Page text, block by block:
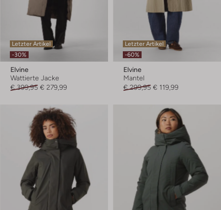
Letzter Artikel
-30%
Elvine
Wattierte Jacke
€ 399,95 € 279,99
Letzter Artikel
-60%
Elvine
Mantel
€ 299,95 € 119,99